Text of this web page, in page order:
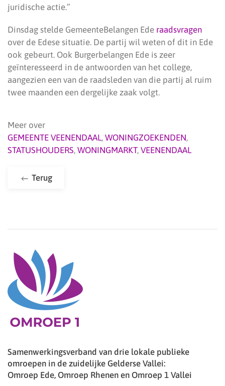
juridische actie.”
Dinsdag stelde GemeenteBelangen Ede raadsvragen
over de Edese situatie. De partij wil weten of dit in Ede
ook gebeurt. Ook Burgerbelangen Ede is zeer
geïnteresseerd in de antwoorden van het college,
aangezien een van de raadsleden van die partij al ruim
twee maanden een dergelijke zaak volgt.
Meer over
GEMEENTE VEENENDAAL, WONINGZOEKENDEN,
STATUSHOUDERS, WONINGMARKT, VEENENDAAL
Terug
Samenwerkingsverband van drie lokale publieke
omroepen in de zuidelijke Gelderse Vallei:
Omroep Ede, Omroep Rhenen en Omroep 1 Vallei